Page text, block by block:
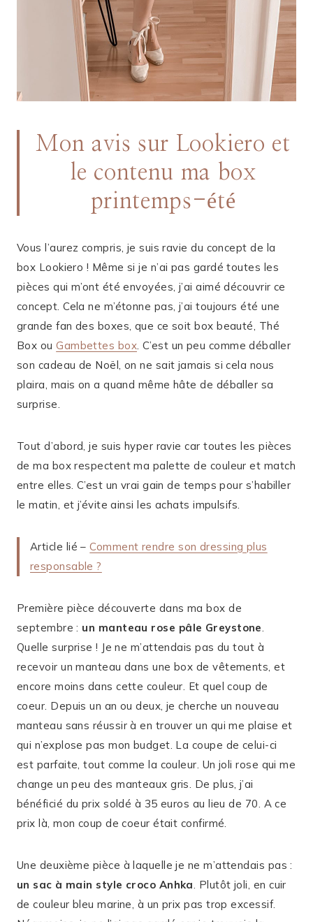
Mon avis sur Lookiero et
le contenu ma box
printemps-été
Vous l’aurez compris, je suis ravie du concept de la
box Lookiero ! Même si je n’ai pas gardé toutes les
pièces qui m’ont été envoyées, j’ai aimé découvrir ce
concept. Cela ne m’étonne pas, j’ai toujours été une
grande fan des boxes, que ce soit box beauté, Thé
Box ouGambettes box. C’est un peu comme déballer
son cadeau de Noël, on ne sait jamais si cela nous
plaira, mais on a quand même hâte de déballer sa
surprise.
Tout d’abord, je suis hyper ravie car toutes les pièces
de ma box respectent ma palette de couleur et match
entre elles. C’est un vrai gain de temps pour s’habiller
le matin, et j’évite ainsi les achats impulsifs.
Article lié –Comment rendre son dressing plus
responsable ?
Première pièce découverte dans ma box de
septembre : un manteau rose pâle Greystone.
Quelle surprise ! Je ne m’attendais pas du tout à
recevoir un manteau dans une box de vêtements, et
encore moins dans cette couleur. Et quel coup de
coeur. Depuis un an ou deux, je cherche un nouveau
manteau sans réussir à en trouver un qui me plaise et
qui n’explose pas mon budget. La coupe de celui-ci
est parfaite, tout comme la couleur. Un joli rose qui me
change un peu des manteaux gris. De plus, j’ai
bénéficié du prix soldé à 35 euros au lieu de 70. A ce
prix là, mon coup de coeur était confirmé.
Une deuxième pièce à laquelle je ne m’attendais pas :
un sac à main style croco Anhka. Plutôt joli, en cuir
de couleur bleu marine, à un prix pas trop excessif.